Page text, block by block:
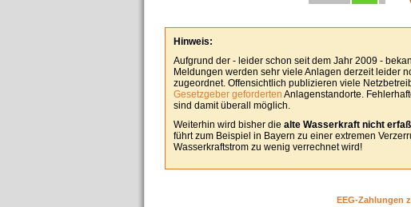
Hinweis:
Aufgrund der - leider schon seit dem Jahr 2009 -
Meldungen werden sehr viele Anlagen derzeit leider
zugeordnet. Offensichtlich publizieren viele
Gesetzgeber geforderten Anlagenstandorte.
sind damit überall möglich.
Weiterhin wird bisher die alte Wasserkraft nicht
führt zum Beispiel in Bayern zu einer extremen
Wasserkraftstrom zu wenig verrechnet wird!
EEG-Zahlungen